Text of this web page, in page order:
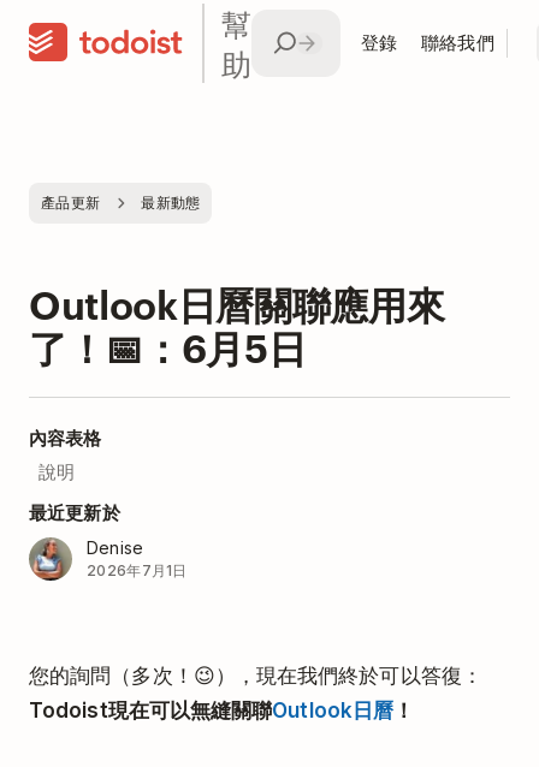
幫
助
登錄 聯絡我們
產品更新 最新動態
Outlook日曆關聯應用來
了！📅：6月5日
內容表格
說明
最近更新於
Denise
2026年7月1日
您的詢問（多次！😉），現在我們終於可以答復：
Todoist現在可以無縫關聯Outlook日曆 ！